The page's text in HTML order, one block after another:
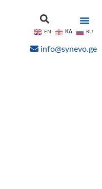
info@synevo.ge
EN KA RU